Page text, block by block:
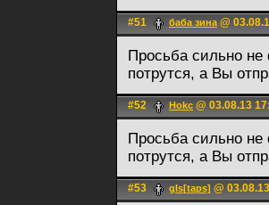
#51 баба зина@
Просьба сильно
потрутся, а Вы
#52 Hokc @ 03.08.13
Просьба сильно
потрутся, а Вы
#53 gIs[taps] @